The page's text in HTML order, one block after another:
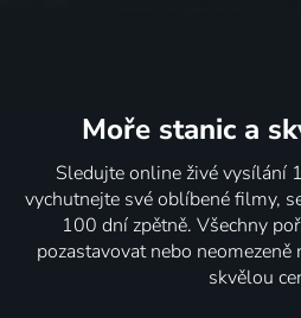
Moře stanic a
Sledujte online živé vysílání
vychutnejte své oblíbené filmy,
100 dní zpětně. Všechny
pozastavovat nebo neomezeně
skvělou